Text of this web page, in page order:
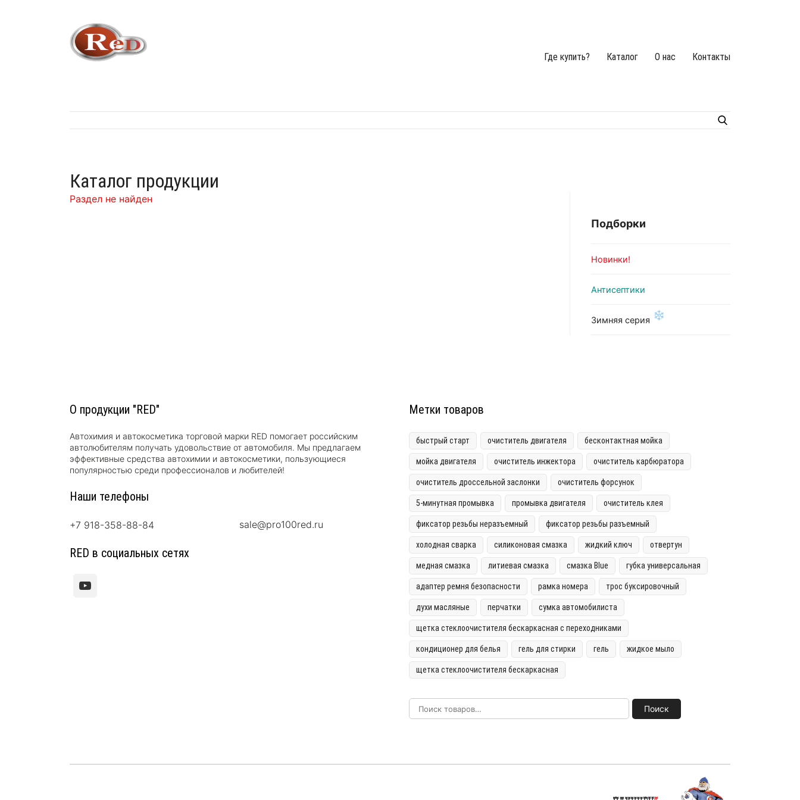
Где купить? Каталог О нас Контакты
Каталог продукции
Раздел не найден
Подборки
Новинки!
Антисептики
Зимняя серия ❄
О продукции "RED"
Автохимия и автокосметика торговой марки RED помогает российским
автолюбителям получать удовольствие от автомобиля. Мы предлагаем
эффективные средства автохимии и автокосметики, пользующиеся
популярностью среди профессионалов и любителей!
Наши телефоны
+7 918-358-88-84 sale@pro100red.ru
RED в социальных сетях
Метки товаров
быстрый старт очиститель двигателя бесконтактная мойка
мойка двигателя очиститель инжектора очиститель карбюратора
очиститель дроссельной заслонки очиститель форсунок
5-минутная промывка промывка двигателя очиститель клея
фиксатор резьбы неразъемный фиксатор резьбы разъемный
холодная сварка силиконовая смазка жидкий ключ отвертун
медная смазка литиевая смазка смазка Blue губка универсальная
адаптер ремня безопасности рамка номера трос буксировочный
духи масляные перчатки сумка автомобилиста
щетка стеклоочистителя бескаркасная с переходниками
кондиционер для белья гель для стирки гель жидкое мыло
щетка стеклоочистителя бескаркасная
Поиск